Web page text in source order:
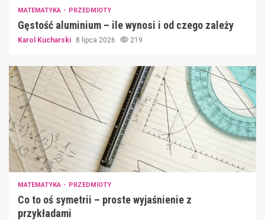
MATEMATYKA PRZEDMIOTY
Gęstość aluminium – ile wynosi i od czego zależy
Karol Kucharski 8 lipca 2026 219
MATEMATYKA PRZEDMIOTY
Co to oś symetrii – proste wyjaśnienie z
przykładami